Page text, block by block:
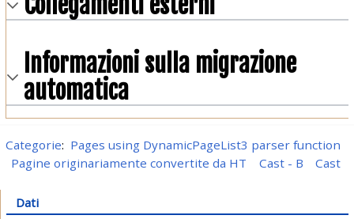
Informazioni sulla migrazione
automatica
Categorie: Pages using DynamicPageList3 parser function
Pagine originariamente convertite da HT
Cast - B Cast
Dati